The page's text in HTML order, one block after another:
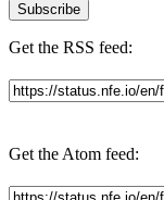
Subscribe
Get the RSS feed:
Get the Atom feed: